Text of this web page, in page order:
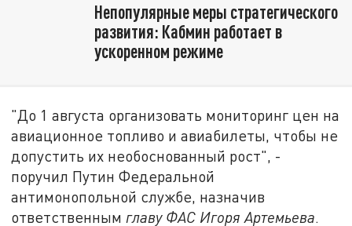
Непопулярные меры стратегического
развития: Кабмин работает в
ускоренном режиме
"До 1 августа организовать мониторинг цен на
авиационное топливо и авиабилеты, чтобы не
допустить их необоснованный рост", -
поручил Путин Федеральной
антимонопольной службе, назначив
ответственным главу ФАС Игоря Артемьева.